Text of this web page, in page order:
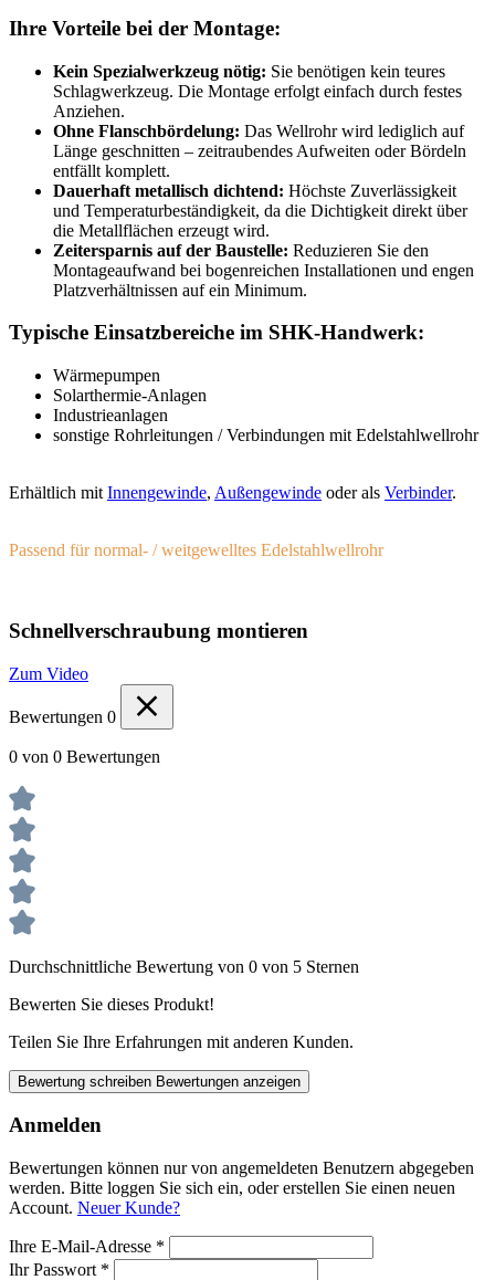
Ihre Vorteile bei der Montage:
Kein Spezialwerkzeug nötig: Sie benötigen kein teures
Schlagwerkzeug. Die Montage erfolgt einfach durch festes
Anziehen.
Ohne Flanschbördelung: Das Wellrohr wird lediglich auf
Länge geschnitten – zeitraubendes Aufweiten oder Bördeln
entfällt komplett.
Dauerhaft metallisch dichtend: Höchste Zuverlässigkeit
und Temperaturbeständigkeit, da die Dichtigkeit direkt über
die Metallflächen erzeugt wird.
Zeitersparnis auf der Baustelle: Reduzieren Sie den
Montageaufwand bei bogenreichen Installationen und engen
Platzverhältnissen auf ein Minimum.
Typische Einsatzbereiche im SHK-Handwerk:
Wärmepumpen
Solarthermie-Anlagen
Industrieanlagen
sonstige Rohrleitungen / Verbindungen mit Edelstahlwellrohr
Erhältlich mit Innengewinde, Außengewinde oder als Verbinder.
Passend für normal- / weitgewelltes Edelstahlwellrohr
Schnellverschraubung montieren
Zum Video
Bewertungen 0
0 von 0 Bewertungen
Durchschnittliche Bewertung von 0 von 5 Sternen
Bewerten Sie dieses Produkt!
Teilen Sie Ihre Erfahrungen mit anderen Kunden.
Bewertung schreiben Bewertungen anzeigen
Anmelden
Bewertungen können nur von angemeldeten Benutzern abgegeben
werden. Bitte loggen Sie sich ein, oder erstellen Sie einen neuen
Account. Neuer Kunde?
Ihre E-Mail-Adresse *
Ihr Passwort *